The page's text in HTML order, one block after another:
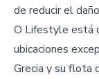
de reducir el
O Lifestyle está
ubicaciones
Grecia y su flota